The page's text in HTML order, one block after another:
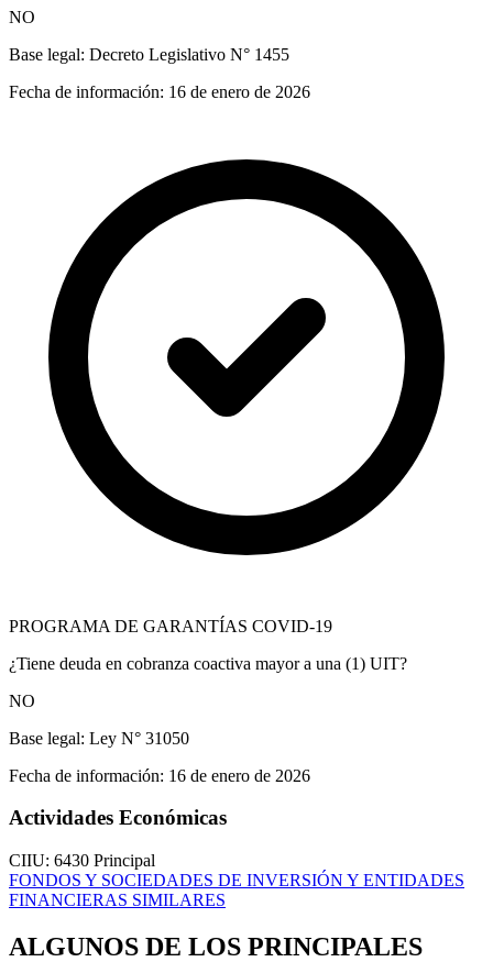
NO
Base legal: Decreto Legislativo N° 1455
Fecha de información: 16 de enero de 2026
PROGRAMA DE GARANTÍAS COVID-19
¿Tiene deuda en cobranza coactiva mayor a una (1) UIT?
NO
Base legal: Ley N° 31050
Fecha de información: 16 de enero de 2026
Actividades Económicas
CIIU: 6430 Principal
FONDOS Y SOCIEDADES DE INVERSIÓN Y ENTIDADES
FINANCIERAS SIMILARES
ALGUNOS DE LOS PRINCIPALES